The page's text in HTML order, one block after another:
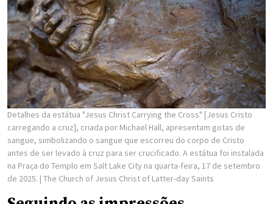
Detalhes da estátua "Jesus Christ Carrying the Cross" [Jesus Cristo
carregando a cruz], criada por Michael Hall, apresentam gotas de
sangue, simbolizando o sangue que escorreu do corpo de Cristo
antes de ser levado à cruz para ser crucificado. A estátua foi instalada
na Praça do Templo em Salt Lake City na quarta-feira, 17 de setembro
de 2025. | The Church of Jesus Christ of Latter-day Saints